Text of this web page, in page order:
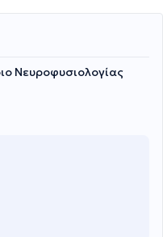
Νευροφυσιολογίας